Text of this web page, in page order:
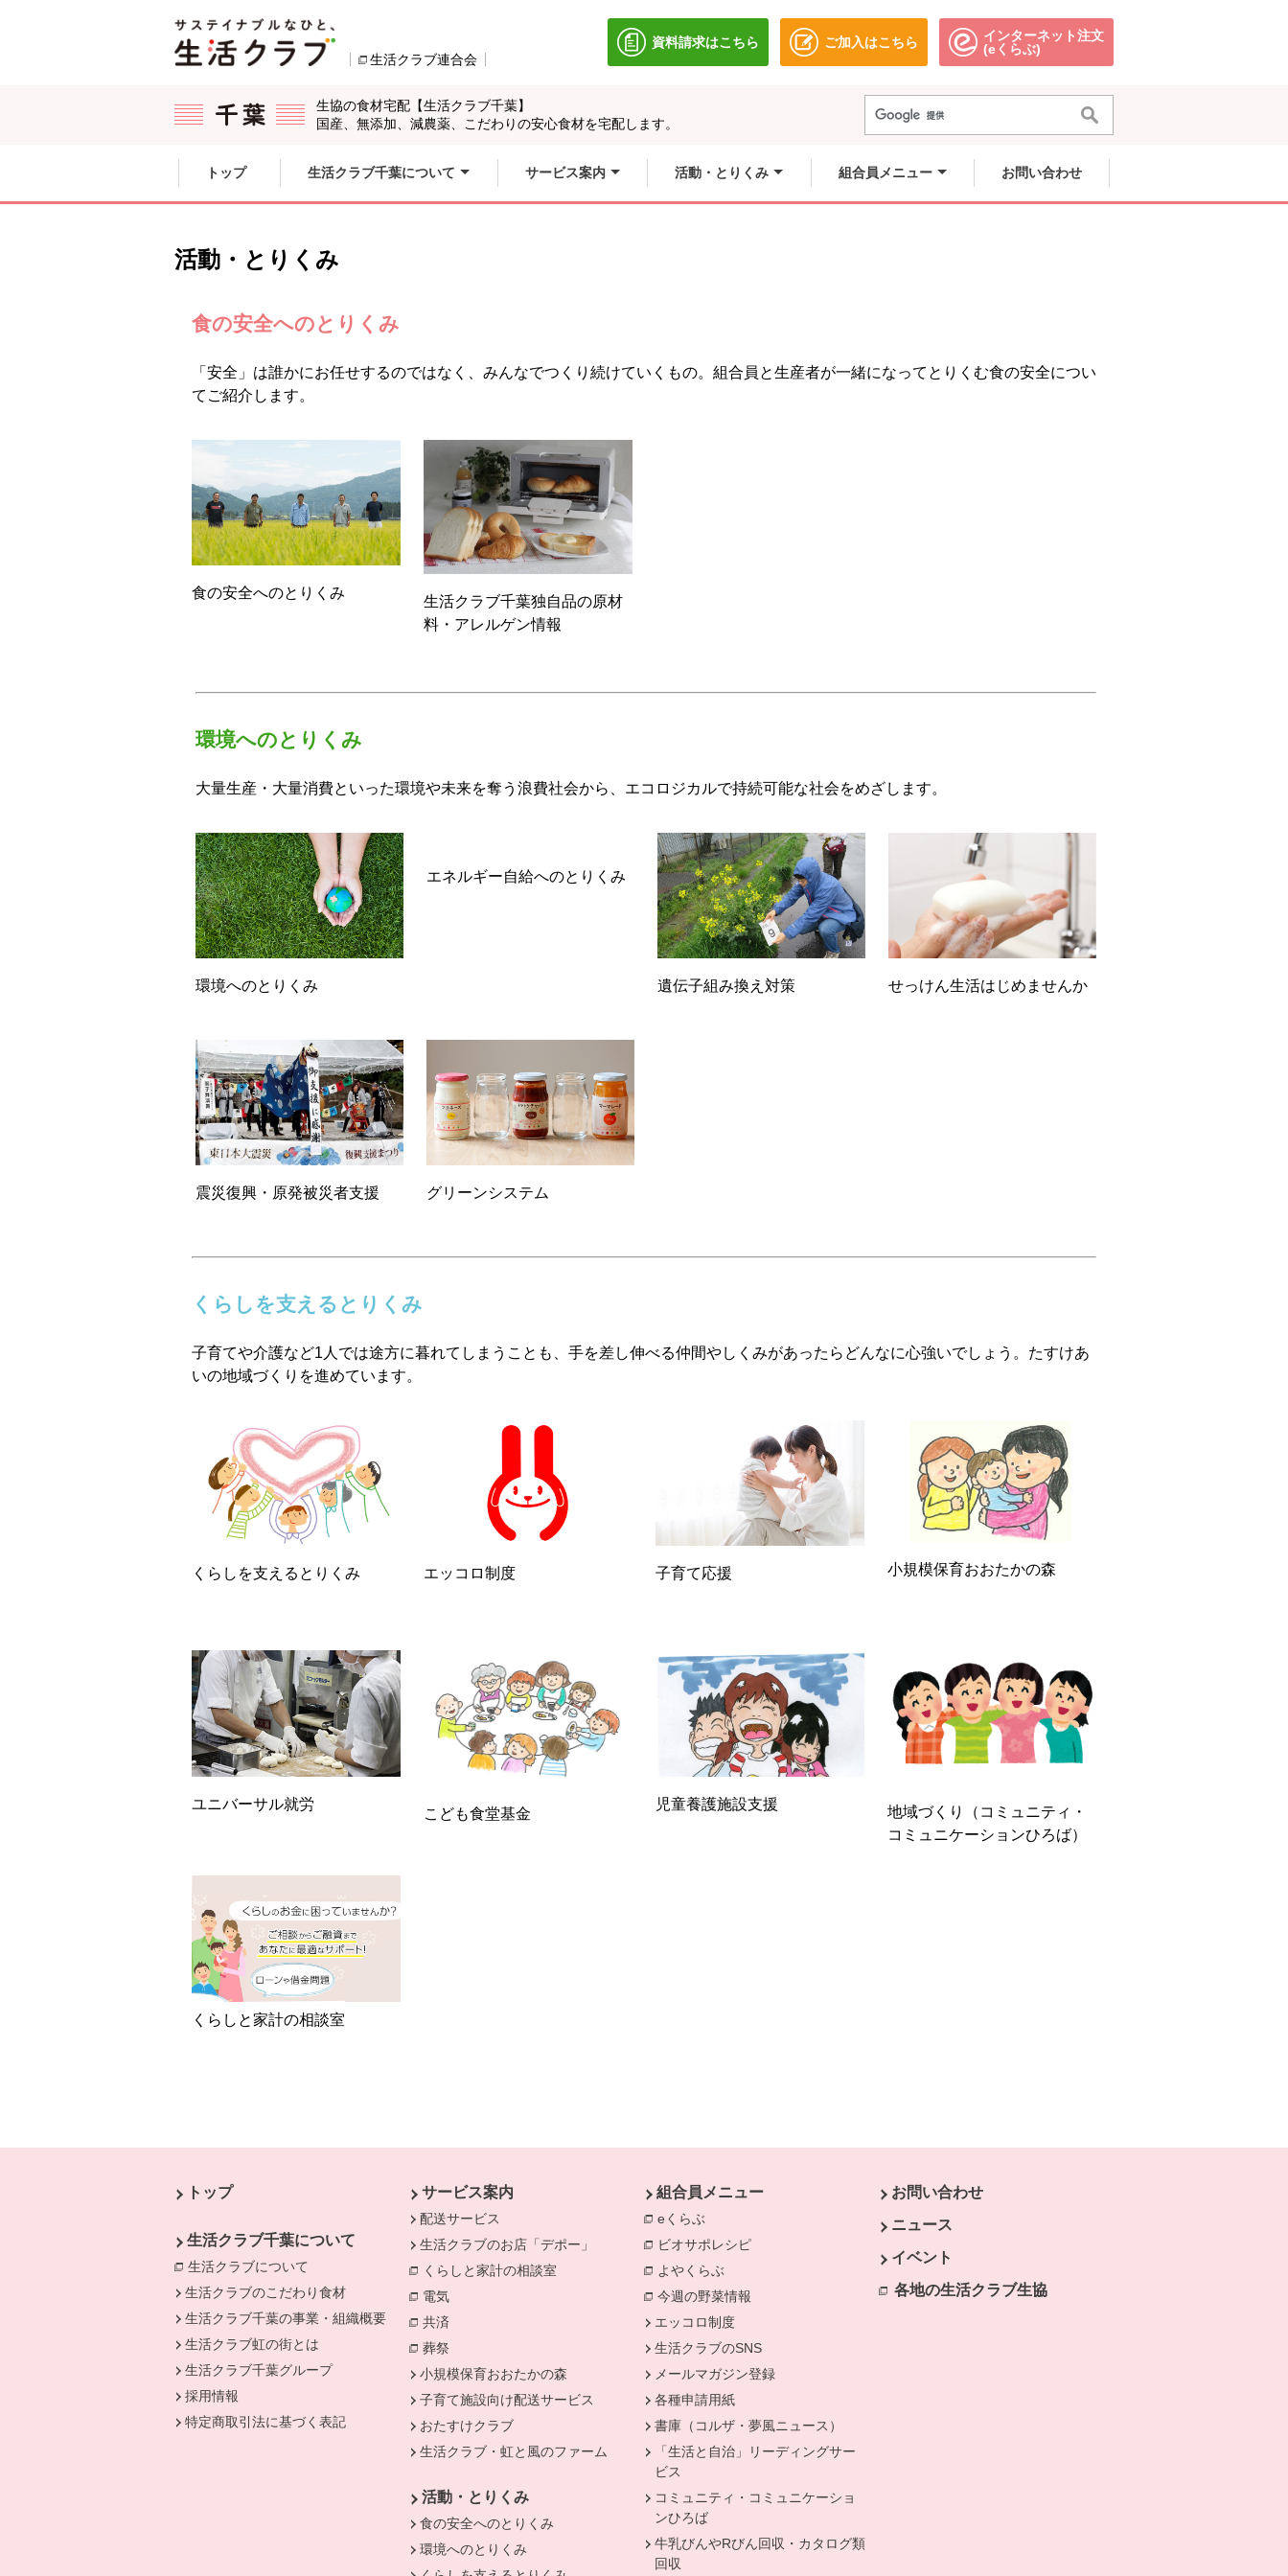
生活クラブ連合会 別のウィンドウで開きます。
資料請求はこちら
別のウィンドウで開きます。ご加入はこちら
別のウィンドウで開きます。
インターネット注文
(eくらぶ)別のウィンドウで開きます。
生協の食材宅配【生活クラブ千葉】
国産、無添加、減農薬、こだわりの安心食材を宅配します。
ここからサイト内共通メニューです。
サイト内共通メニューをスキップする
トップ 生活クラブ千葉について サービス案内 活動・とりくみ 組合員メニュー お問い合わせ
活動・とりくみ
食の安全へのとりくみ
「安全」は誰かにお任せするのではなく、みんなでつくり続けていくもの。 組合員と生産者が一緒になってとりくむ食の安全につい
てご紹介します。
食の安全へのとりくみ
生活クラブ千葉独自品の原材
料・アレルゲン情報
環境へのとりくみ
大量生産・大量消費といった環境や未来を奪う浪費社会から、エコロジカルで持続可能な社会をめざします。
環境へのとりくみ
エネルギー自給へのとりくみ
遺伝子組み換え対策 せっけん生活はじめませんか
震災復興・原発被災者支援 グリーンシステム
くらしを支えるとりくみ
子育てや介護など1人では途方に暮れてしまうことも、手を差し伸べる仲間やしくみがあったらどんなに心強いでしょう。たすけあ
いの地域づくりを進めています。
くらしを支えるとりくみ エッコロ制度 子育て応援 小規模保育おおたかの森
ユニバーサル就労
こども食堂基金
児童養護施設支援
地域づくり（コミュニティ・
コミュニケーションひろば）
くらしと家計の相談室
トップ
生活クラブ千葉について
生活クラブについて
別のウィンドウで開きます。
生活クラブのこだわり食材
生活クラブ千葉の事業・組織概要
生活クラブ虹の街とは
生活クラブ千葉グループ
採用情報
特定商取引法に基づく表記
サービス案内
配送サービス
生活クラブのお店「デポー」
くらしと家計の相談室 別のウィンドウで開きます。
電気
共済
葬祭
小規模保育おおたかの森
子育て施設向け配送サービス
おたすけクラブ
生活クラブ・虹と風のファーム
活動・とりくみ
食の安全へのとりくみ
環境へのとりくみ
組合員メニュー
eくらぶ
ビオサポレシピ
よやくらぶ 別のウィンドウで開きます。
今週の野菜情報 別のウィンドウで開きます。
エッコロ制度
生活クラブのSNS
メールマガジン登録
各種申請用紙
書庫（コルザ・夢風ニュース）
「生活と自治」リーディングサー
ビス
コミュニティ・コミュニケーショ
ンひろば
牛乳びんやRびん回収・カタログ類
回収
お問い合わせ
ニュース
イベント
各地の生活クラブ生協